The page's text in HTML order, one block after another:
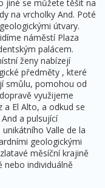
jiné se můžete těšit na
na vrcholky And. Poté
útvary.
náměstí Plaza
palácem.
ženy nabízejí
předměty , které
smůlu, pomohou od
využijeme
El Alto, a odkud se
a pulsující
Valle de la
geologickými
měsíční krajině
nebo individuálně